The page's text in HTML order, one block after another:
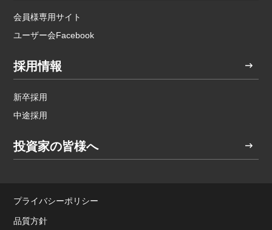
会員様専用サイト
ユーザー会Facebook
採用情報
新卒採用
中途採用
投資家の皆様へ
プライバシーポリシー
品質方針